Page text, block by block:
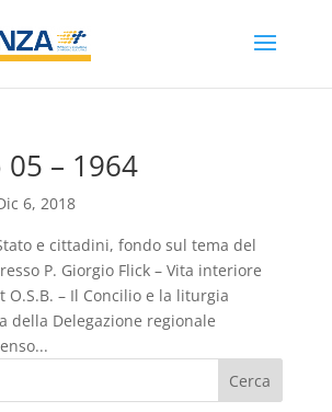
– 1964
6, 2018
e cittadini, fondo sul tema del
P. Giorgio Flick – Vita interiore
O.S.B. – Il Concilio e la liturgia
della Delegazione regionale